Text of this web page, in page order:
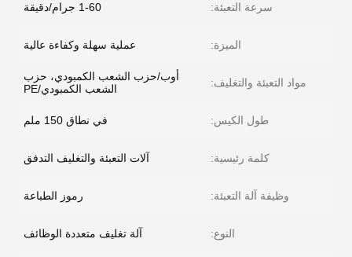
سرعة التعبئة: 1-60 جرام/دقيقة
الميزة: عملية سهلة وكفاءة عالية
مواد التعبئة والتغليف:
أوب/حزب الشعب الكمبودي، حزب
الشعب الكمبودي/PE
طول الكيس: في نطاق 150 ملم
كلمة رئيسية: آلات التعبئة والتغليف التدفق
وظيفة آلة التعبئة: رموز الطباعة
النوع: آلة تغليف متعددة الوظائف